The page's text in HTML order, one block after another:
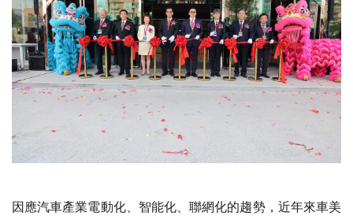
因應汽車產業電動化、智能化、聯網化的趨勢，近年來車美